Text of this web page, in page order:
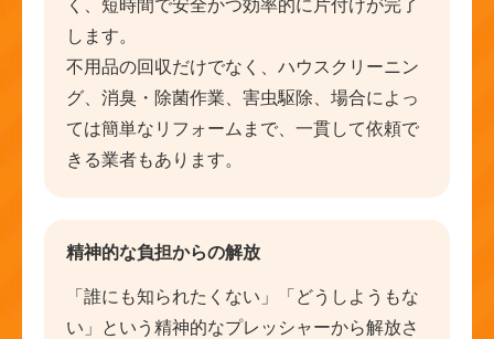
く、短時間で安全かつ効率的に片付けが完了
します。
不用品の回収だけでなく、ハウスクリーニン
グ、消臭・除菌作業、害虫駆除、場合によっ
ては簡単なリフォームまで、一貫して依頼で
きる業者もあります。
精神的な負担からの解放
「誰にも知られたくない」「どうしようもな
い」という精神的なプレッシャーから解放さ